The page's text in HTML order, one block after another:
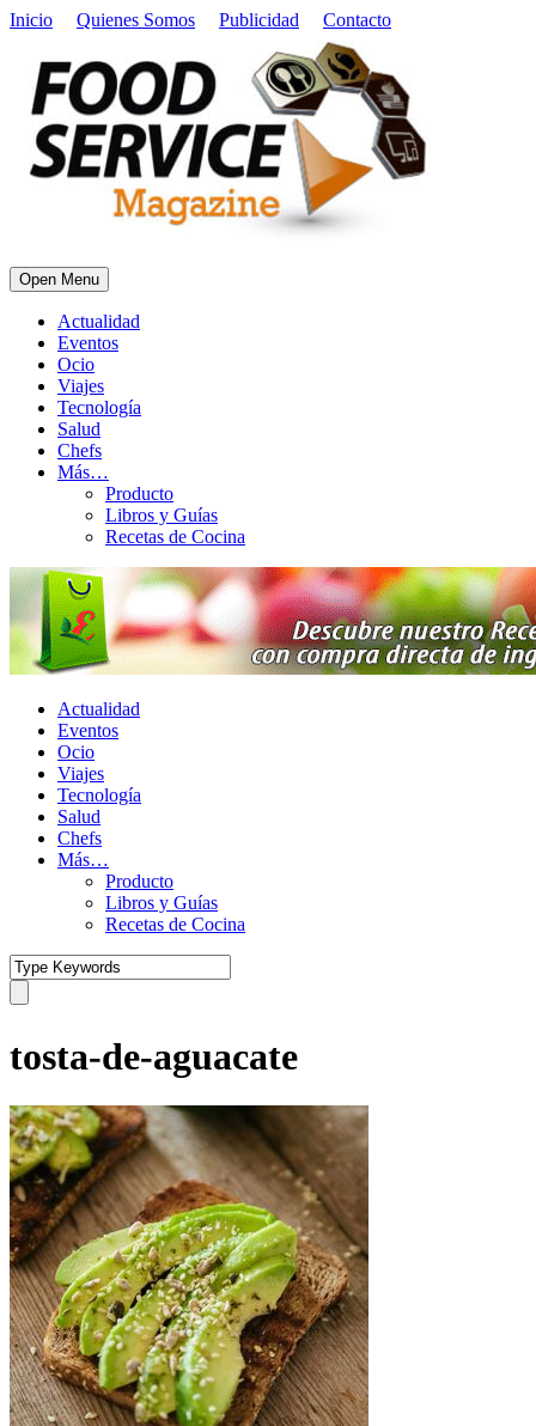
Inicio Quienes Somos Publicidad Contacto
Open Menu
Actualidad
Eventos
Ocio
Viajes
Tecnología
Salud
Chefs
Más…
Producto
Libros y Guías
Recetas de Cocina
Actualidad
Eventos
Ocio
Viajes
Tecnología
Salud
Chefs
Más…
Producto
Libros y Guías
Recetas de Cocina
tosta-de-aguacate